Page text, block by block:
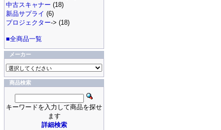
中古スキャナー (18)
新品サプライ (6)
プロジェクター-> (18)
■全商品一覧
メーカー
商品検索
キーワードを入力して商品を探せ
ます
詳細検索